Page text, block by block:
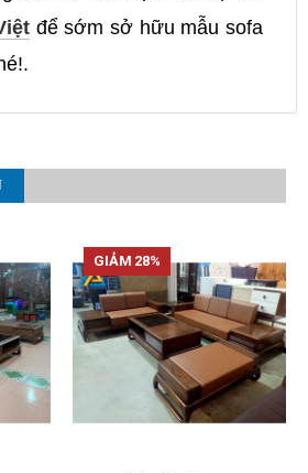
để sớm sở hữu mẫu sofa
GIẢM 28%